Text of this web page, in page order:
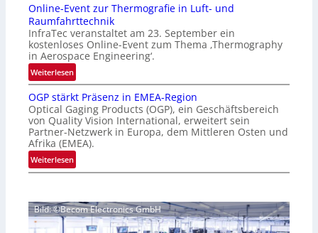
e
‚
H
y
p
e
r
s
p
e
c
t
r
l
N
t
e
r
n
a
t
o
n
a
l
V
i
i
o
Online-Event zur Thermografie in Luft- und
Raumfahrttechnik
InfraTec veranstaltet am 23. September ein
kostenloses Online-Event zum Thema ‚Thermography
in Aerospace Engineering‘.
Weiterlesen:
O
n
l
i
n
e
-
e
n
OGP stärkt Präsenz in EMEA-Region
Optical Gaging Products (OGP), ein Geschäftsbereich
von Quality Vision International, erweitert sein
Partner-Netzwerk in Europa, dem Mittleren Osten und
Afrika (EMEA).
Weiterlesen:
O
s
Bild: ©Becom Electronics GmbH